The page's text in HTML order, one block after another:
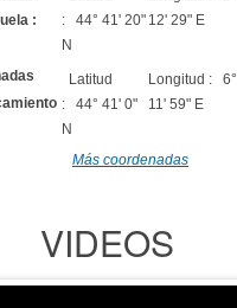
:
: 44° 41' 20"
N
12' 29" E
Latitud
: 44° 41' 0"
N
Longitud : 6°
11' 59" E
Más coordenadas
VIDEOS